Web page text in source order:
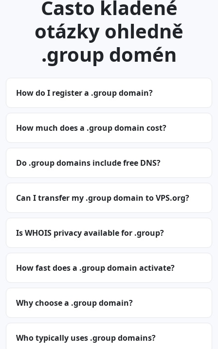
Často kladené
otázky ohledně
.group domén
How do I register a .group domain?
How much does a .group domain cost?
Do .group domains include free DNS?
Can I transfer my .group domain to VPS.org?
Is WHOIS privacy available for .group?
How fast does a .group domain activate?
Why choose a .group domain?
Who typically uses .group domains?